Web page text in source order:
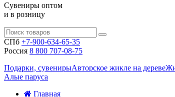
Сувениры оптом
и в розницу
СПб +7-900-634-65-35
Россия 8 800 707-08-75
Подарки, сувенирыАвторское жикле на дереве
Алые паруса
Главная